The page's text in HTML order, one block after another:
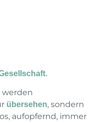
werden
übersehen, sondern
aufopfernd, immer